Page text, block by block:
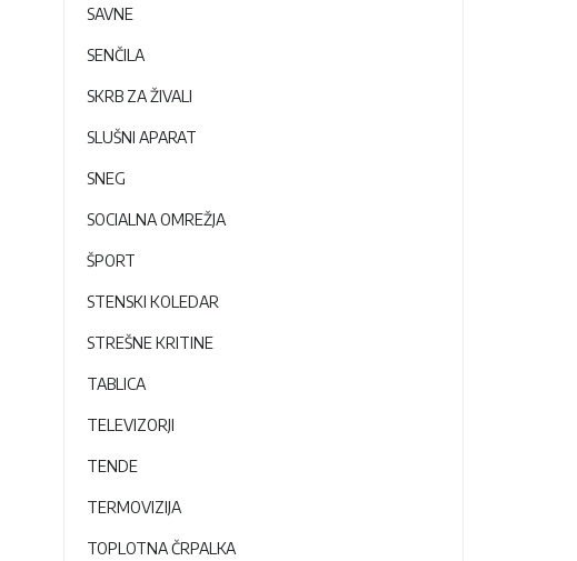
SAVNE
SENČILA
SKRB ZA ŽIVALI
SLUŠNI APARAT
SNEG
SOCIALNA OMREŽJA
ŠPORT
STENSKI KOLEDAR
STREŠNE KRITINE
TABLICA
TELEVIZORJI
TENDE
TERMOVIZIJA
TOPLOTNA ČRPALKA